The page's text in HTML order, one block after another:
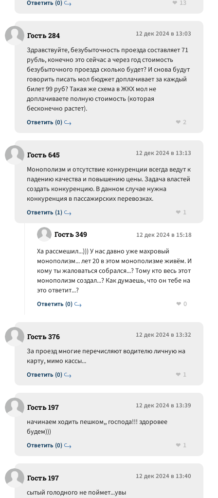
Ответить (0) 13
Гость 284 12 дек 2024 в 13:03
Ответить (0)
Здравствуйте, безубыточность проезда составляет 71
рубль, конечно это сейчас а через год стоимость
безубыточного проезда сколько будет? И снова будут
говорить писать мол бюджет доплачивает за каждый
билет 99 руб? Такая же схема в ЖКХ мол не
доплачиваете полную стоимость (которая
бесконечно растет).
2
Гость 645 12 дек 2024 в 13:13
Ответить (1)
Монополизм и отсутствие конкуренции всегда ведут к
падению качества и повышению цены. Задача властей
создать конкуренцию. В данном случае нужна
конкуренция в пассажирских перевозках.
1
Гость 349 12 дек 2024 в 15:18
Ответить (0)
Ха рассмешил...))) У нас давно уже махровый
монополизм... лет 20 в этом монополизме живём. И
кому ты жаловаться собрался...? Тому кто весь этот
монополизм создал...? Как думаешь, что он тебе на
это ответит...?
0
Гость 376 12 дек 2024 в 13:32
Ответить (0)
За проезд многие перечисляют водителю личную на
карту, мимо кассы...
1
Гость 197 12 дек 2024 в 13:39
Ответить (0)
начинаем ходить пешком,, господа!!! здоровее
будем)))
1
Гость 197 12 дек 2024 в 13:40
сытый голодного не поймет...увы